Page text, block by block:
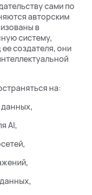
сами по
авторским
в
систему,
создателя, они
на:
AI,